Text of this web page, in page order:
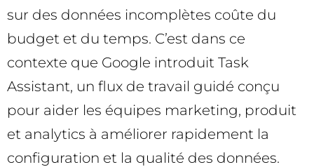
sur des données incomplètes coûte du
budget et du temps. C’est dans ce
contexte que Google introduit Task
Assistant, un flux de travail guidé conçu
pour aider les équipes marketing, produit
et analytics à améliorer rapidement la
configuration et la qualité des données.